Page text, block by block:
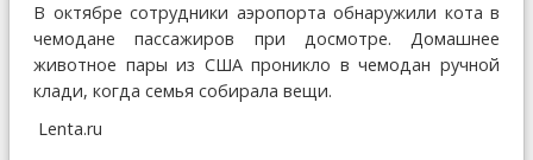
В октябре сотрудники аэропорта обнаружили кота в
чемодане пассажиров при досмотре. Домашнее
животное пары из США проникло в чемодан ручной
клади, когда семья собирала вещи.
Lenta.ru